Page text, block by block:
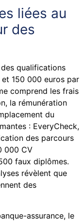
liées au
des
qualifications
150 000 euros par
comprend les frais
la rémunération
du
: EveryCheck,
des parcours
000 CV
faux diplômes.
révèlent que
des
assurance, le